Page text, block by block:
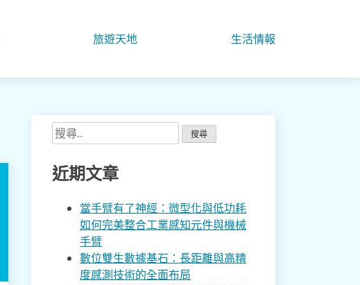
旅遊天地 生活情報
搜
尋
關
鍵
近期文章
當手臂有了神經：微型化與低功耗
如何完美整合工業感知元件與機械
手臂
數位雙生數據基石：長距離與高精
度感測技術的全面布局